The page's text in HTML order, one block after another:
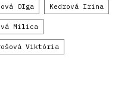
Oľga Kedrová Irina
Milica
Viktória